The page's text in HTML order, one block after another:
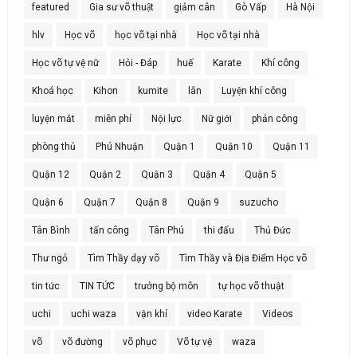
featured Gia sư võ thuật giảm cân Gò Vấp Hà Nội
hlv Học võ học võ tại nhà Học võ tại nhà
Học võ tự vệ nữ Hỏi - Đáp huế Karate Khí công
Khoá học Kihon kumite lân Luyện khí công
luyện mắt miễn phí Nội lực Nữ giới phản công
phòng thủ Phú Nhuận Quận 1 Quận 10 Quận 11
Quận 12 Quận 2 Quận 3 Quận 4 Quận 5
Quận 6 Quận 7 Quận 8 Quận 9 suzucho
Tân Bình tấn công Tân Phú thi đấu Thủ Đức
Thư ngỏ Tìm Thầy dạy võ Tìm Thầy và Địa Điểm Học võ
tin tức TIN TỨC trưởng bộ môn tự học võ thuật
uchi uchi waza vận khí video Karate Videos
võ võ đường võ phục Võ tự vệ waza